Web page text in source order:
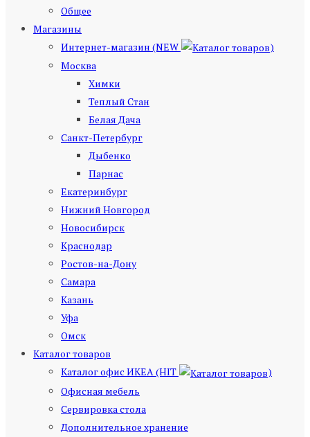
Общее
Магазины
Интернет-магазин (NEW
)
Москва
Химки
Теплый Стан
Белая Дача
Санкт-Петербург
Дыбенко
Парнас
Екатеринбург
Нижний Новгород
Новосибирск
Краснодар
Ростов-на-Дону
Самара
Казань
Уфа
Омск
Каталог товаров
Каталог офис ИКЕА (HIT
)
Офисная мебель
Сервировка стола
Дополнительное хранение